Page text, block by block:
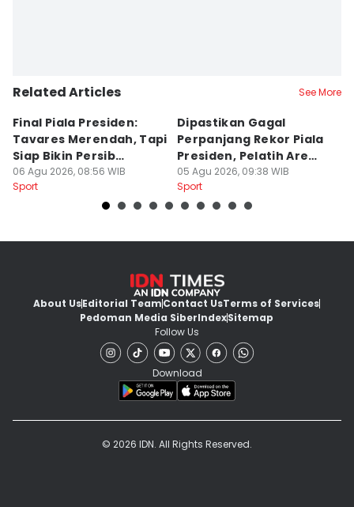
Related Articles See More
Final Piala Presiden:
Tavares Merendah, Tapi
Siap Bikin Persib
Tumbang
06 Agu 2026, 08:56 WIB
Sport
Dipastikan Gagal
Perpanjang Rekor Piala
Presiden, Pelatih Arema
Kecewa
05 Agu 2026, 09:38 WIB
Sport
About UsEditorial TeamContact UsTerms of Services
Pedoman Media SiberIndexSitemap
Follow Us
Download
© 2026 IDN. All Rights Reserved.